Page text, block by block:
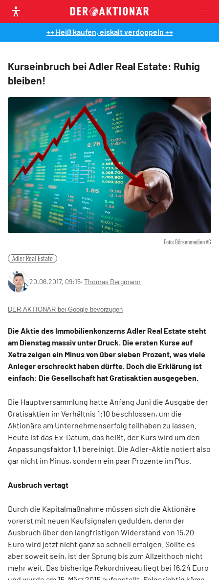
++ Heiß kaufen, eiskalt verdoppeln ++
Kurseinbruch bei Adler Real Estate: Ruhig
bleiben!
Foto: Börsenmedien AG
Adler Real Estate
20.06.2017, 09:15‧ Thomas Bergmann
DER AKTIONÄR bei Google bevorzugen
Die Aktie des Immobilienkonzerns Adler Real Estate steht
am Dienstag massiv unter Druck. Die ersten Kurse auf
Xetra zeigen ein Minus von über sieben Prozent, was viele
Anleger erschreckt haben dürfte. Doch die Erklärung ist
einfach: Die Gesellschaft hat Gratisaktien ausgegeben.
Die Hauptversammlung hatte Anfang Juni die Ausgabe der
Gratisaktien im Verhältnis 1:10 beschlossen, um die
Aktionäre am Unternehmenserfolg teilhaben zu lassen.
Heute ist das Ex-Datum, das heißt, der Kurs wird um den
Anpassungsfaktor 1,1 bereinigt. Die Adler-Aktie notiert also
gar nicht im Minus, sondern ein paar Prozente im Plus.
Ausbruch vertagt
Durch die Kapitalmaßnahme müssen sich die Aktionäre
vorerst mit neuen Kaufsignalen gedulden, denn der
Ausbruch über den langfristigen Widerstand von 15,20
Euro wird jetzt nicht ganz so schnell erfolgen. Sollte es
aber soweit sein, ist der Sprung bis zum Allzeithoch nicht
mehr weit. Das bisherige Rekordniveau liegt bei 16,24 Euro